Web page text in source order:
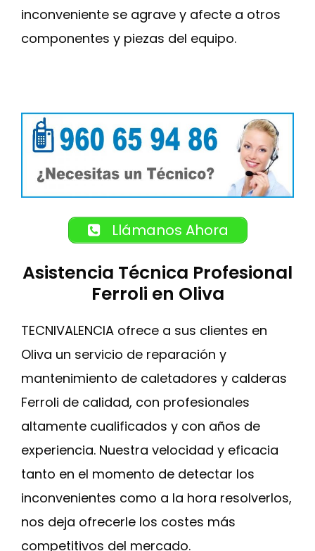
inconveniente se agrave y afecte a otros
componentes y piezas del equipo.
Llámanos Ahora
Asistencia Técnica Profesional
Ferroli en Oliva
TECNIVALENCIA ofrece a sus clientes en
Oliva un servicio de reparación y
mantenimiento de caletadores y calderas
Ferroli de calidad, con profesionales
altamente cualificados y con años de
experiencia. Nuestra velocidad y eficacia
tanto en el momento de detectar los
inconvenientes como a la hora resolverlos,
nos deja ofrecerle los costes más
competitivos del mercado.